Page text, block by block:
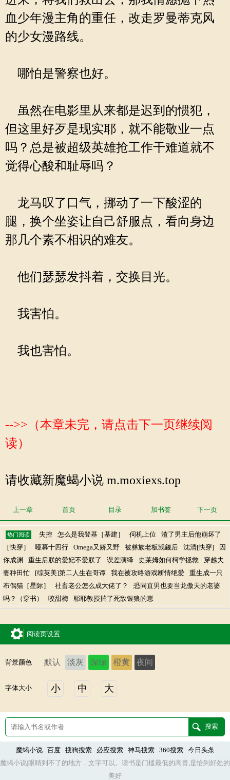
血少年漫主角的重任，改走罗曼蒂克风
的少女漫路线。
哪怕是警察也好。
虽然在电影里从来都是迟到的惯犯，
但这里好歹是现实耶，就不能敬业一点
吗？总是被超级英雄抢工作干难道就不
觉得心酸和耻辱吗？
龙马叹了口气，挪动了一下酸涩的
腿，换个坐姿让自己舒服点，看向身边
那几个素不相识的难友。
他们瑟瑟发抖着，交换目光。
我害怕。
我也害怕。
-->>（本章未完，请点击下一页继续阅
读）
请收藏新魔蝎小说 m.moxiexs.top
上一章 首页 目录 加书签 下一页
热门阅读 失控 怎么是我登基［基建］ 伺机上位
渣了男主后他崩坏了
［快穿］
哑幕十四行 Omega又娇又野 被彝族老板觊觎后 沈清[快穿]
因
你成渊
重生后朕的爱妃不爱朕了 误差演绎 史莱姆如何柯学拯救
穿越夫
妻种田忙
[综英美]第二人生在哥谭 我在被攻略游戏断情绝爱
重生成一只
布偶猫［星际］
社畜老公怎么成大佬了？
恐同直男也要当龙傲天的老婆
吗？（穿书）
咬甜梅 耶耶教授揣了死敌银狼的崽
阅读页设置
背景颜色 默认 淡灰 深绿 橙黄 夜间
字体大小 小 中 大
魔蝎小说 百度 搜狗搜索 必应搜索 神马搜索 360搜索
今日头条
魔蝎小说|眼睛到不了的地方，文字可以。读书是门槛最低的高贵,是恰到好处的
美好